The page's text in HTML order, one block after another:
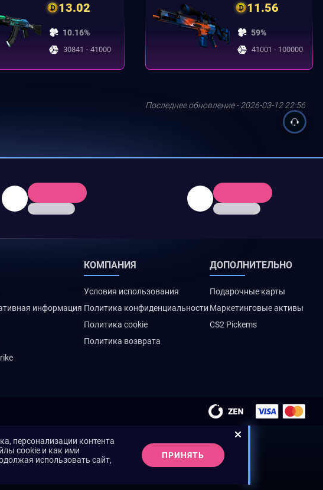
13.02
10.16%
30841 - 41000
11.56
59%
41001 - 100000
Последнее обновление - 2026-03-12 22:56
информация
КОМПАНИЯ
Условия использования
Политика конфиденциальности
Политика cookie
Политика возврата
ДОПОЛНИТЕЛЬНО
Подарочные карты
Маркетинговые активы
CS2 Pickems
персонализации контента
cookie и как ими
использовать сайт,
ПРИНЯТЬ